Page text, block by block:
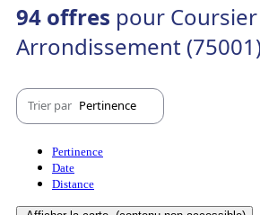
94 offres pour
Arrondissement
Trier par Pertinence
Pertinence
Date
Distance